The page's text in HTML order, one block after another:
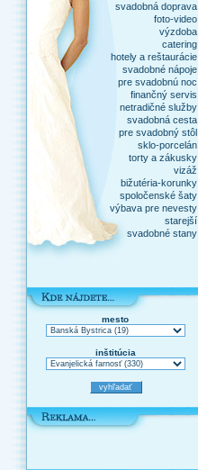
svadobná doprava
foto-video
výzdoba
catering
hotely a reštaurácie
svadobné nápoje
pre svadobnú noc
finančný servis
netradičné služby
svadobná cesta
pre svadobný stôl
sklo-porcelán
torty a zákusky
vizáž
bižutéria-korunky
spoločenské šaty
výbava pre nevesty
starejší
svadobné stany
mesto
inštitúcia